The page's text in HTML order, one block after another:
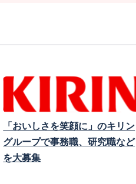
「おいしさを笑顔に」のキリン
グループで事務職、研究職など
を大募集